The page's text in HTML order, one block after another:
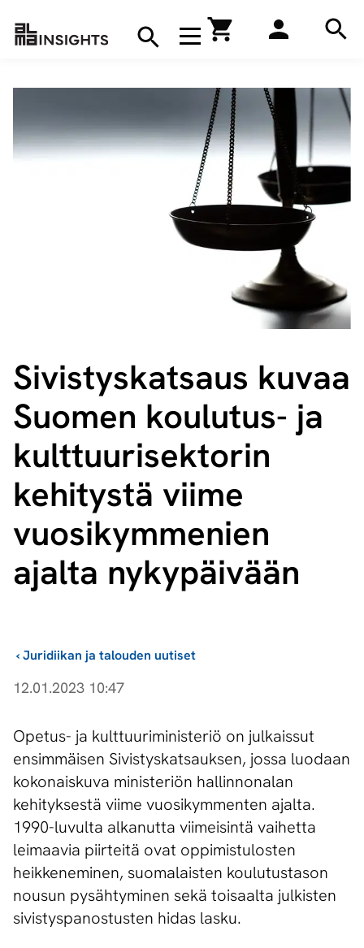
Avaa navigaatio
Hae
Sivistyskatsaus kuvaa
Suomen koulutus- ja
kult­tuu­ri­sek­to­rin
kehitystä viime
vuosikymmenien
ajalta nykypäivään
Juridiikan ja talouden uutiset
›
12.01.2023 10:47
Opetus- ja kulttuuriministeriö on julkaissut
ensimmäisen Sivistyskatsauksen, jossa luodaan
kokonaiskuva ministeriön hallinnonalan
kehityksestä viime vuosikymmenten ajalta.
1990-luvulta alkanutta viimeisintä vaihetta
leimaavia piirteitä ovat oppimistulosten
heikkeneminen, suomalaisten koulutustason
nousun pysähtyminen sekä toisaalta julkisten
sivistyspanostusten hidas lasku.